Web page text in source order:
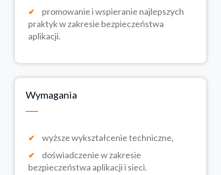
promowanie i wspieranie najlepszych
praktyk w zakresie bezpieczeństwa
aplikacji.
Wymagania
wyższe wykształcenie techniczne,
doświadczenie w zakresie
bezpieczeństwa aplikacji i sieci.